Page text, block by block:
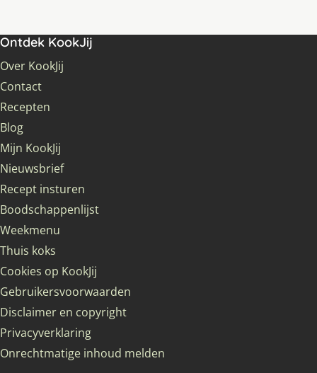
Ontdek KookJij
Over KookJij
Contact
Recepten
Blog
Mijn KookJij
Nieuwsbrief
Recept insturen
Boodschappenlijst
Weekmenu
Thuis koks
Cookies op KookJij
Gebruikersvoorwaarden
Disclaimer en copyright
Privacyverklaring
Onrechtmatige inhoud melden